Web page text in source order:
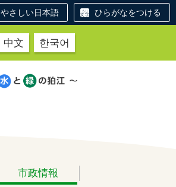
やさしい日本語 ひらがなをつける
中文 한국어
市政情報